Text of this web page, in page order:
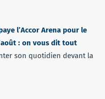
l’Accor Arena pour le
: on vous dit tout
son quotidien devant la